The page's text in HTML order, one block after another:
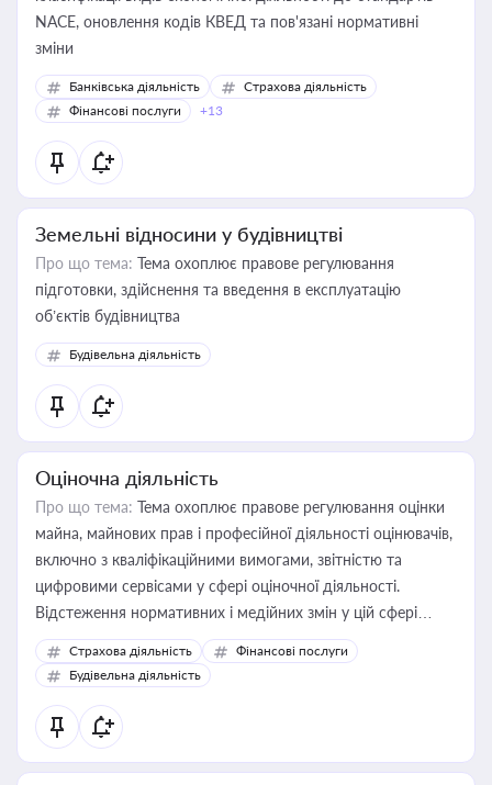
NACE, оновлення кодів КВЕД та пов'язані нормативні
зміни
Банківська діяльність
Страхова діяльність
Фінансові послуги
+13
Земельні відносини у будівництві
Про що тема: Тема охоплює правове регулювання
підготовки, здійснення та введення в експлуатацію
об’єктів будівництва
Будівельна діяльність
Оціночна діяльність
Про що тема: Тема охоплює правове регулювання оцінки
майна, майнових прав і професійної діяльності оцінювачів,
включно з кваліфікаційними вимогами, звітністю та
цифровими сервісами у сфері оціночної діяльності.
Відстеження нормативних і медійних змін у цій сфері
корисне для власника бізнесу, керівника, юриста або
бухгалтера під час оподаткування, приватизації, оренди
державного майна, корпоративних угод і перевірки
статусу суб'єктів оціночної діяльності
Страхова діяльність
Фінансові послуги
Будівельна діяльність